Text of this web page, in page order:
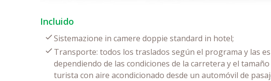
Incluido
Sistemazione in camere doppie standard in hotel;
Transporte: todos los traslados según el programa y las
dependiendo de las condiciones de la carretera y el
turista con aire acondicionado desde un automóvil de